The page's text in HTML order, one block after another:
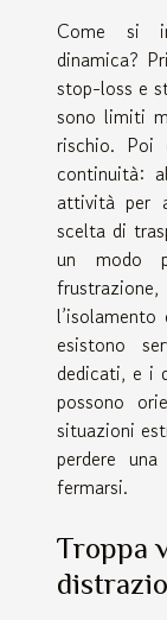
Come si
dinamica?
stop-loss e
sono limiti
rischio.
continuità:
attività per
scelta di
un modo
esistono
dedicati, e i
possono
situazioni
perdere
fermarsi.
Troppa